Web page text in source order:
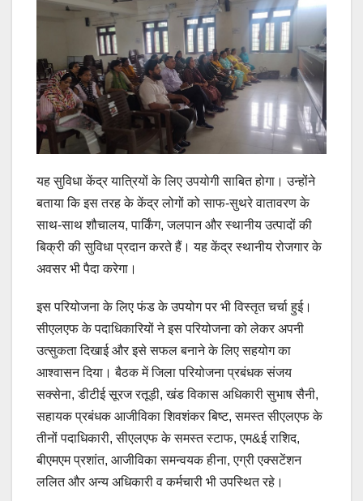
यह सुविधा केंद्र यात्रियों के लिए उपयोगी साबित होगा। उन्होंने
बताया कि इस तरह के केंद्र लोगों को साफ-सुथरे वातावरण के
साथ-साथ शौचालय, पार्किंग, जलपान और स्थानीय उत्पादों की
बिक्री की सुविधा प्रदान करते हैं। यह केंद्र स्थानीय रोजगार के
अवसर भी पैदा करेगा।
इस परियोजना के लिए फंड के उपयोग पर भी विस्तृत चर्चा हुई।
सीएलएफ के पदाधिकारियों ने इस परियोजना को लेकर अपनी
उत्सुकता दिखाई और इसे सफल बनाने के लिए सहयोग का
आश्वासन दिया। बैठक में जिला परियोजना प्रबंधक संजय
सक्सेना, डीटीई सूरज रतूड़ी, खंड विकास अधिकारी सुभाष सैनी,
सहायक प्रबंधक आजीविका शिवशंकर बिष्ट, समस्त सीएलएफ के
तीनों पदाधिकारी, सीएलएफ के समस्त स्टाफ, एम&ई राशिद,
बीएमएम प्रशांत, आजीविका समन्वयक हीना, एग्री एक्सटेंशन
ललित और अन्य अधिकारी व कर्मचारी भी उपस्थित रहे।